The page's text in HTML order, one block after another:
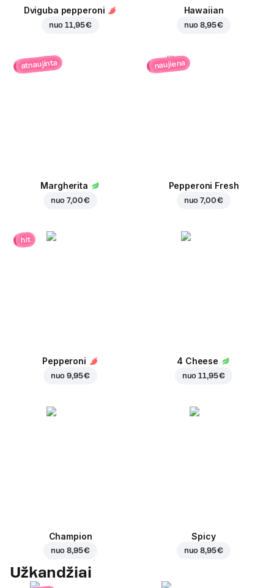
Dviguba pepperoni
nuo11,95 €
Hawaiian
nuo8,95 €
atnaujinta
Margherita
nuo7,00 €
naujiena
Pepperoni Fresh
nuo7,00 €
hit
Pepperoni
nuo9,95 €
4 Cheese
nuo11,95 €
Champion
nuo8,95 €
Spicy
nuo8,95 €
Užkandžiai